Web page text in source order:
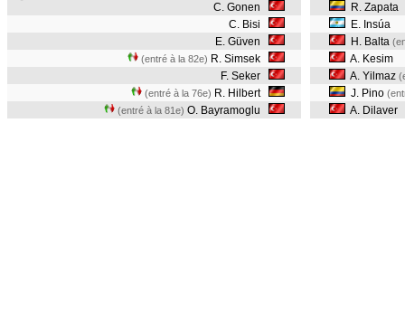
C. Gonen
C. Bisi
E. Güven
(entré à la 82e) R. Simsek
F. Seker
(entré à la 76e) R. Hilbert
(entré à la 81e) O. Bayramoglu
R. Zapata
E. Insúa
H. Balta
A. Kesim
A. Yilmaz
J. Pino
A. Dilaver